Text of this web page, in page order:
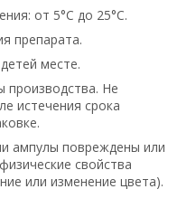
от 5°C до 25°C.
препарата.
месте.
производства. Не
истечения срока
ампулы повреждены или
свойства
или изменение цвета).